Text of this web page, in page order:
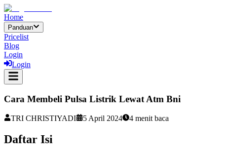
Home
Panduan
Pricelist
Blog
Login
Login
Cara Membeli Pulsa Listrik Lewat Atm Bni
TRI CHRISTIYADI 5 April 2024 4 menit baca
Daftar Isi